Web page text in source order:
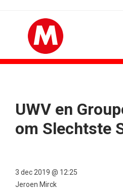
UWV en
om Slechtste
3 dec 2019 @ 12:25
Jeroen Mirck